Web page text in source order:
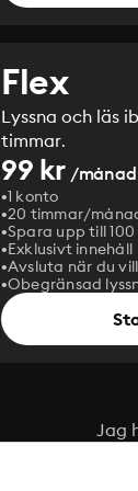
Flex
Lyssna och läs
timmar.
99 kr/månad
1 konto
20 timmar/
Spara upp till
Exklusivt innehåll
Avsluta när du vill
Obegränsad
Jag